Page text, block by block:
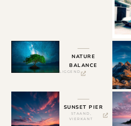
NATURE
BALANCE
LIGGEND
SUNSET PIER
STAAND ,
VIERKANT